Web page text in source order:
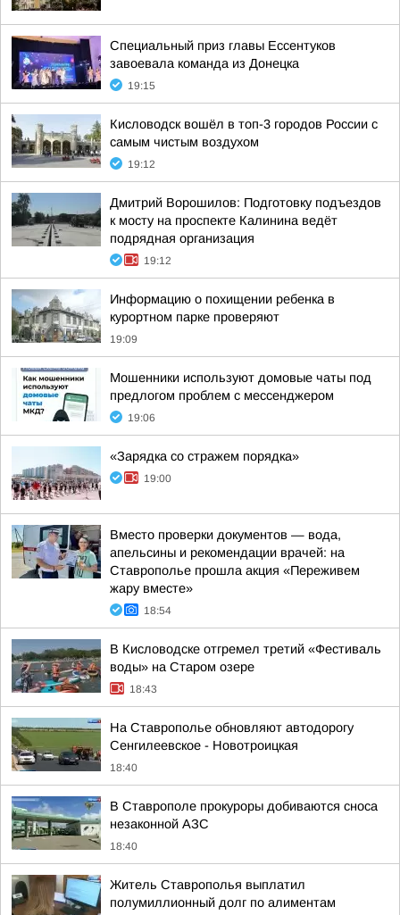
Специальный приз главы Ессентуков
завоевала команда из Донецка
19:15
Кисловодск вошёл в топ-3 городов России с
самым чистым воздухом
19:12
Дмитрий Ворошилов: Подготовку подъездов
к мосту на проспекте Калинина ведёт
подрядная организация
19:12
Информацию о похищении ребенка в
курортном парке проверяют
19:09
Мошенники используют домовые чаты под
предлогом проблем с мессенджером
19:06
«Зарядка со стражем порядка»
19:00
Вместо проверки документов — вода,
апельсины и рекомендации врачей: на
Ставрополье прошла акция «Переживем
жару вместе»
18:54
В Кисловодске отгремел третий «Фестиваль
воды» на Старом озере
18:43
На Ставрополье обновляют автодорогу
Сенгилеевское - Новотроицкая
18:40
В Ставрополе прокуроры добиваются сноса
незаконной АЗС
18:40
Житель Ставрополья выплатил
полумиллионный долг по алиментам